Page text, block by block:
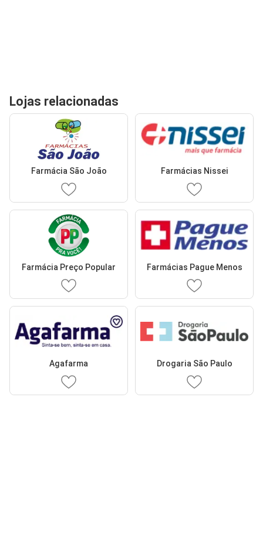
Lojas relacionadas
Farmácia São João Farmácias Nissei
Farmácia Preço Popular Farmácias Pague Menos
Agafarma Drogaria São Paulo